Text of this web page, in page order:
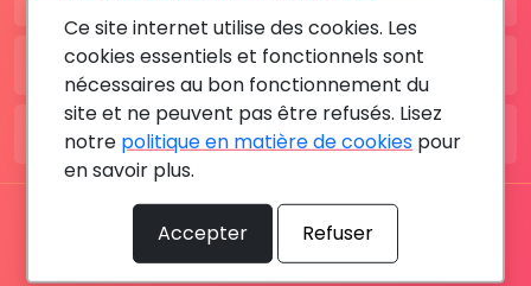
BE: +32 28080227
FR: +33 183642895
Tous les droits sont réservés © 2026 RDV MÉDICAL By
MediaSatCom
Ce site internet utilise des cookies. Les
cookies essentiels et fonctionnels sont
nécessaires au bon fonctionnement du
site et ne peuvent pas être refusés. Lisez
notre politique en matière de cookies pour
en savoir plus.
Accepter Refuser